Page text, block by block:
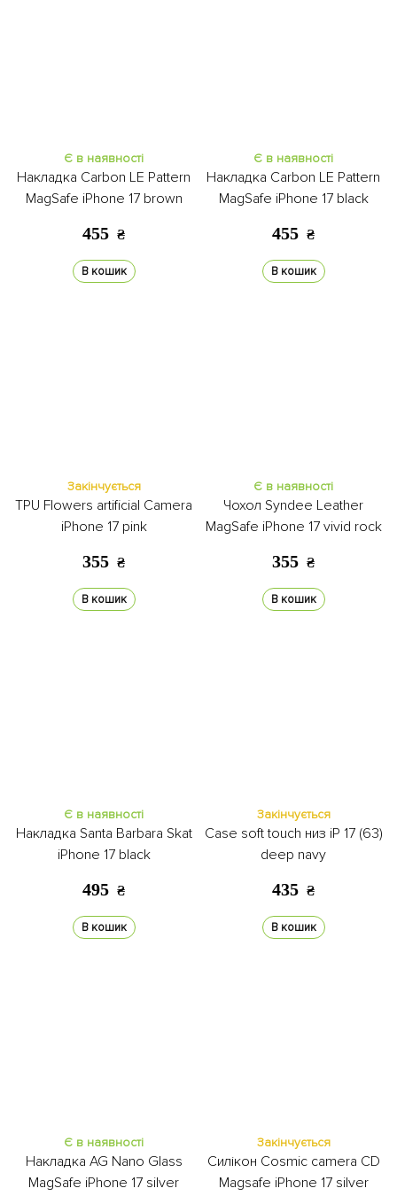
Є в наявності
Накладка Carbon LE Pattern
MagSafe iPhone 17 brown
455 ₴
В кошик
Є в наявності
Накладка Carbon LE Pattern
MagSafe iPhone 17 black
455 ₴
В кошик
Закінчується
TPU Flowers artificial Camera
iPhone 17 pink
355 ₴
В кошик
Є в наявності
Чохол Syndee Leather
MagSafe iPhone 17 vivid rock
355 ₴
В кошик
Є в наявності
Накладка Santa Barbara Skat
iPhone 17 black
495 ₴
В кошик
Закінчується
Case soft touch низ iP 17 (63)
deep navy
435 ₴
В кошик
Є в наявності
Накладка AG Nano Glass
MagSafe iPhone 17 silver
Закінчується
Силікон Cosmic camera CD
Magsafe iPhone 17 silver